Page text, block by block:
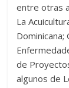
entre otras
La
Dominicana;
de
algunos de